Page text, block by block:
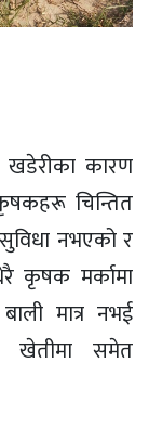
खडेरीका कारण
चिन्तित
नभएको र
कृषक मर्कामा
मात्र नभई
खेतीमा समेत